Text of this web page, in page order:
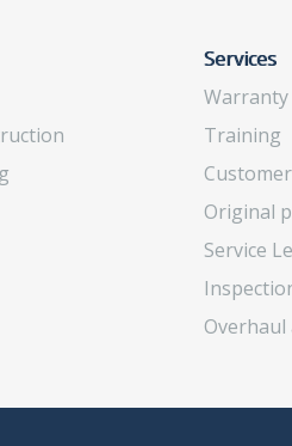
Services
Warranty
Training
Original
Service